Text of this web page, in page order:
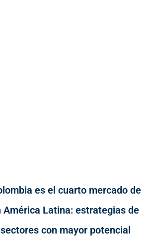
es el cuarto mercado de
América Latina: estrategias de
con mayor potencial